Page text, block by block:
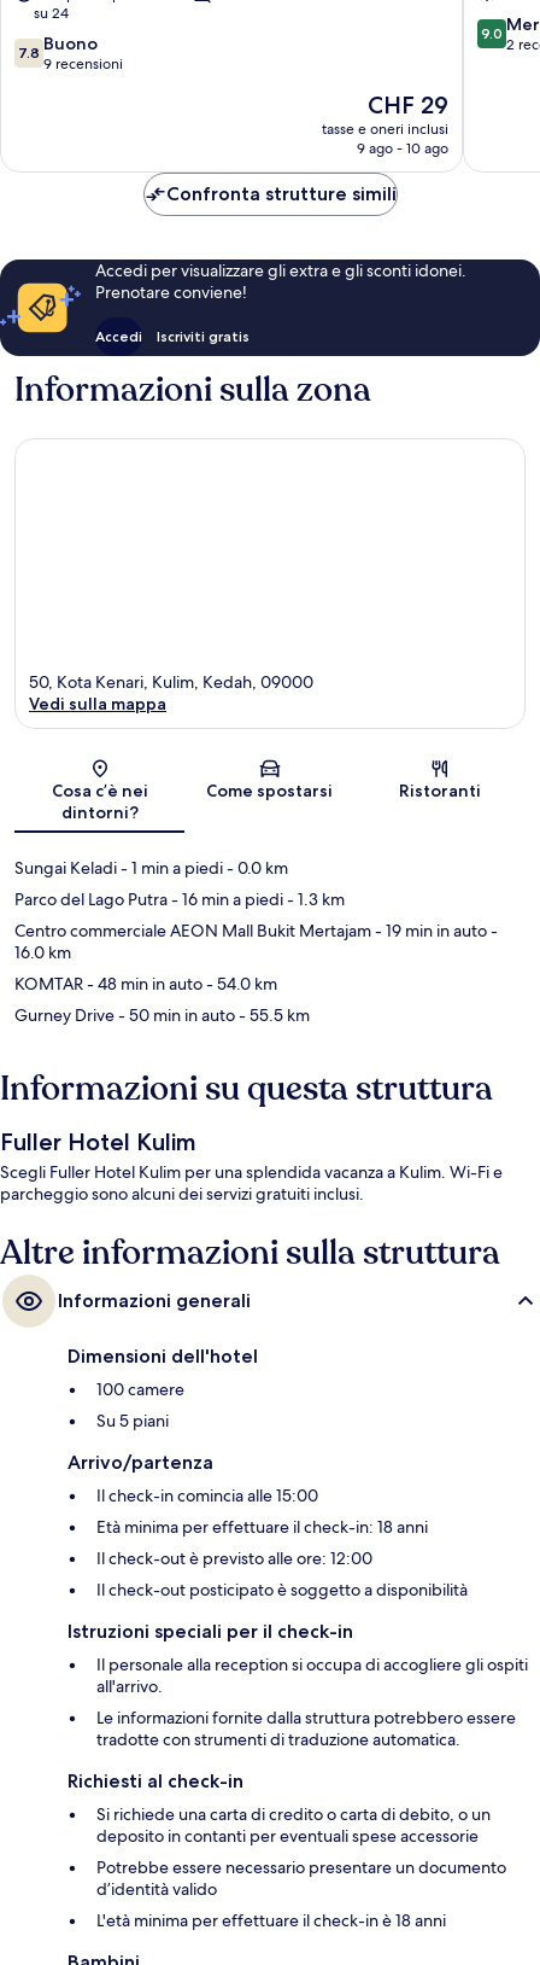
su 24
7.8
su
7.8 Buono
9 recensioni
Il
prezzo
attuale
CHF 29
CHF 29
tasse e oneri inclusi
9 ago - 10 ago
9.0
su
9.0
2
Confronta strutture simili
Accedi per visualizzare gli extra e gli sconti idonei.
Prenotare conviene!
Accedi Iscriviti gratis
Informazioni sulla zona
Mappa
50, Kota Kenari, Kulim, Kedah, 09000
Vedi sulla mappa
Cosa c’è nei
dintorni?
Come spostarsi Ristoranti
Sungai Keladi- 1 min a piedi- 0.0 km
Parco del Lago Putra- 16 min a piedi- 1.3 km
Centro commerciale AEON Mall Bukit Mertajam- 19 min in auto-
16.0 km
KOMTAR- 48 min in auto- 54.0 km
Gurney Drive- 50 min in auto- 55.5 km
Informazioni su questa struttura
Fuller Hotel Kulim
Scegli Fuller Hotel Kulim per una splendida vacanza a Kulim. Wi-Fi e
parcheggio sono alcuni dei servizi gratuiti inclusi.
Altre informazioni sulla struttura
Informazioni generali
Dimensioni dell'hotel
100 camere
Su 5 piani
Arrivo/partenza
Il check-in comincia alle 15:00
Età minima per effettuare il check-in: 18 anni
Il check-out è previsto alle ore: 12:00
Il check-out posticipato è soggetto a disponibilità
Istruzioni speciali per il check-in
Il personale alla reception si occupa di accogliere gli ospiti
all'arrivo.
Le informazioni fornite dalla struttura potrebbero essere
tradotte con strumenti di traduzione automatica.
Richiesti al check-in
Si richiede una carta di credito o carta di debito, o un
deposito in contanti per eventuali spese accessorie
Potrebbe essere necessario presentare un documento
d’identità valido
L'età minima per effettuare il check-in è 18 anni